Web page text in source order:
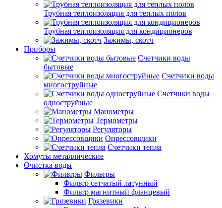
Трубная теплоизоляция для теплых полов
Трубная теплоизоляция для кондиционеров
Зажимы, скотч
Приборы
Счетчики воды
бытовые
Счетчики воды
многоструйные
Счетчики воды
одноструйные
Манометры
Термометры
Регуляторы
Опрессовщики
Счетчики тепла
Хомуты металлические
Очистка воды
Фильтры
Фильтр сетчатый латунный
Фильтр магнитный фланцевый
Грязевики